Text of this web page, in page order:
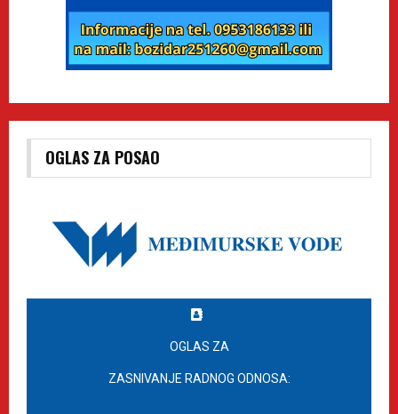
OGLAS ZA POSAO
OGLAS ZA
ZASNIVANJE RADNOG ODNOSA: